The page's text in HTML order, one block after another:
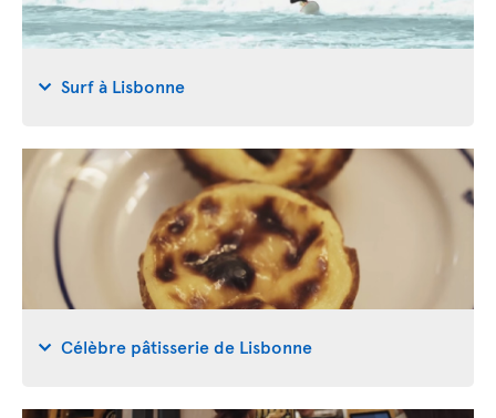
Surf à Lisbonne
Célèbre pâtisserie de Lisbonne